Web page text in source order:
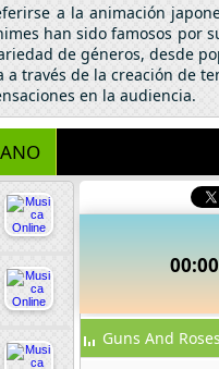
a la animación
han sido famosos por
de géneros, desde
a través de la creación de
en la audiencia.
00:00
Guns And